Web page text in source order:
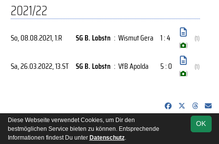
2021/22
So, 08.08.2021, 1.R SG B. Lobstn : Wismut Gera 1 : 4
( )
(1)
Sa, 26.03.2022, 13.ST SG B. Lobstn : VfB Apolda 5 : 0
( )
(1)
soccero.de
© 2006 - 2026
OK
Diese Webseite verwendet Cookies, um Dir den
bestmöglichen Service bieten zu können. Entsprechende
Informationen findest Du unter Datenschutz.